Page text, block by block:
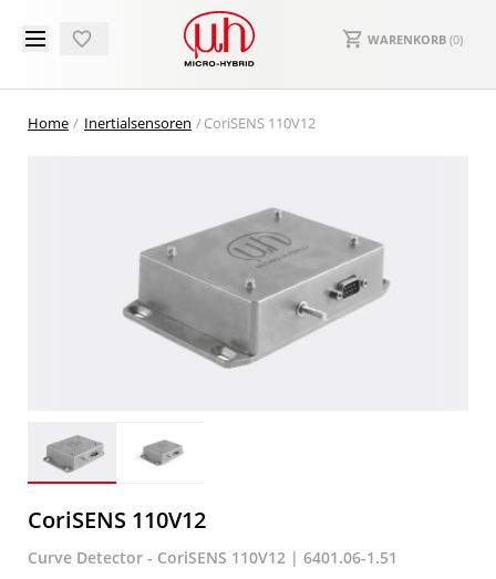
WARENKORB (0)
Home Inertialsensoren CoriSENS 110V12
CoriSENS 110V12
Curve Detector - CoriSENS 110V12 | 6401.06-1.51